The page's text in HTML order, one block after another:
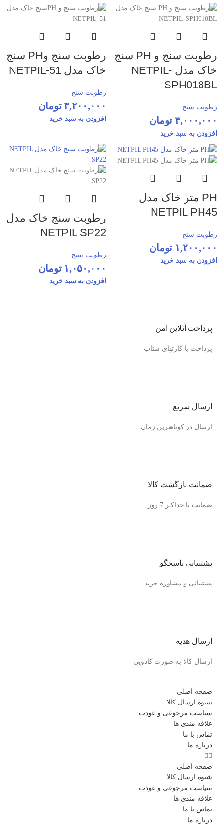
رطوبت سنج و PH سنج
خاک مدل NETPIL-
SPH018BL
رطوبت سنج
۴,۰۰۰,۰۰۰ تومان
افزودن به سبد خرید
رطوبت سنج وPH سنج
خاک مدل NETPIL-51
رطوبت سنج
۳,۲۰۰,۰۰۰ تومان
افزودن به سبد خرید
PH متر خاک مدل
NETPIL PH45
رطوبت سنج
۱,۲۰۰,۰۰۰ تومان
افزودن به سبد خرید
رطوبت سنج خاک مدل
NETPIL SP22
رطوبت سنج
۱,۰۵۰,۰۰۰ تومان
افزودن به سبد خرید
پرداخت آنلاین امن
پرداخت با کارتهای شتاب
ارسال سریع
ارسال در کوتاهترین زمان
ضمانت بازگشت کالا
ضمانت تا حداکثر 7 روز
پشتیبانی پاسخگو
پشتیبانی و مشاوره خرید
ارسال هدیه
ارسال کالا به صورت کادویی
صفحه اصلی
شیوه ارسال کالا
سیاست مرجوعی و عودت
علاقه مندی ها
تماس با ما
درباره ما
صفحه اصلی
شیوه ارسال کالا
سیاست مرجوعی و عودت
علاقه مندی ها
تماس با ما
درباره ما